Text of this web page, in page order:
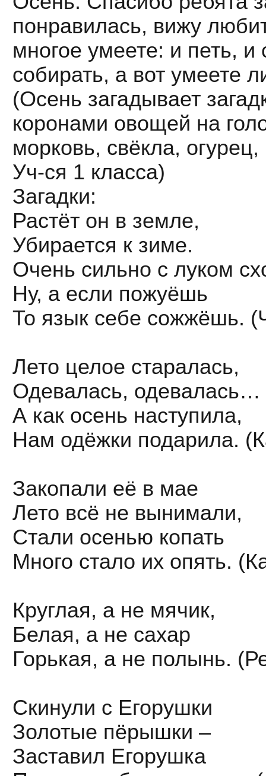
понравилась, вижу
многое умеете: и петь, и
собирать, а вот умеете
(Осень загадывает
коронами овощей на
морковь, свёкла,
Уч-ся 1 класса)
Загадки:
Растёт он в земле,
Убирается к зиме.
Очень сильно с луком
Ну, а если пожуёшь
То язык себе сожжёшь.
Лето целое старалась,
Одевалась, одевалась…
А как осень наступила,
Нам одёжки подарила.
Закопали её в мае
Лето всё не вынимали,
Стали осенью копать
Много стало их опять.
Круглая, а не мячик,
Белая, а не сахар
Горькая, а не полынь.
Скинули с Егорушки
Золотые пёрышки –
Заставил Егорушка